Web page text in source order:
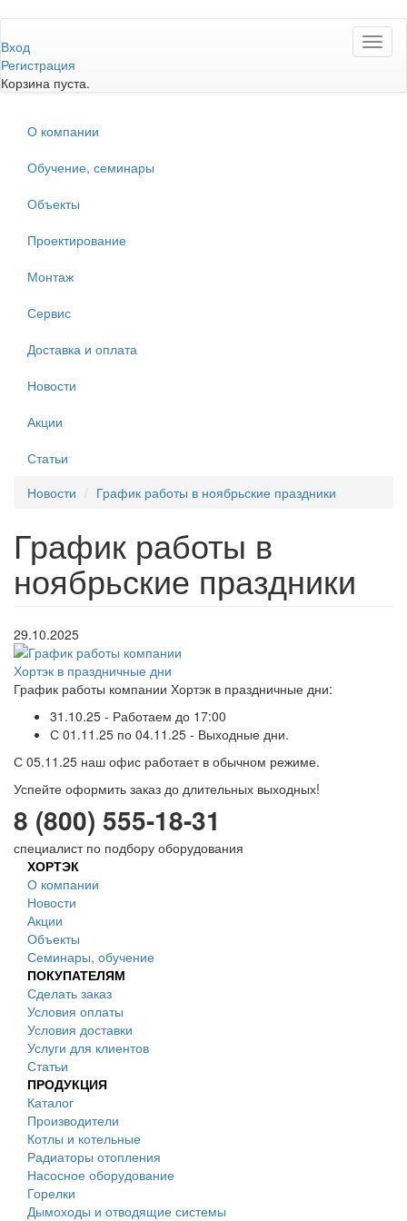
к
основному
содержанию
Вход
Регистрация
Корзина пуста.
О компании
Обучение, семинары
Объекты
Проектирование
Монтаж
Сервис
Доставка и оплата
Новости
Акции
Статьи
Новости
График работы в ноябрьские праздники
График работы в
ноябрьские праздники
29.10.2025
График работы компании Хортэк в праздничные дни:
31.10.25 - Работаем до 17:00
С 01.11.25 по 04.11.25 - Выходные дни.
С 05.11.25 наш офис работает в обычном режиме.
Успейте оформить заказ до длительных выходных!
8 (800) 555-18-31
специалист по подбору оборудования
ХОРТЭК
О компании
Новости
Акции
Объекты
Семинары, обучение
ПОКУПАТЕЛЯМ
Сделать заказ
Условия оплаты
Условия доставки
Услуги для клиентов
Статьи
ПРОДУКЦИЯ
Каталог
Производители
Котлы и котельные
Радиаторы отопления
Насосное оборудование
Горелки
Дымоходы и отводящие системы